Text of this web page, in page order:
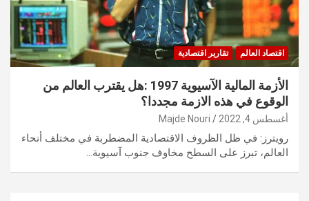
اقتصاد العالم تقارير اقتصادية
الأزمة المالية الآسيوية 1997 :هل يقترب العالم من
الوقوع في هذه الازمة مجددا؟
أغسطس 4, 2022 Majde Nouri
رويترز: في ظل الظروف الاقتصادية المضطربة في مختلف أنحاء
العالم، تبرز على السطح مخاوف جنوب آسيوية…